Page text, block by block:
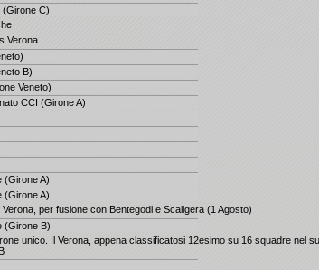
(Girone C)
Verona
B)
Veneto)
CCI (Girone A)
(Girone A)
(Girone A)
per fusione con Bentegodi e Scaligera (1 Agosto)
(Girone B)
unico. Il Verona, appena classificatosi 12esimo su 16 squadre nel